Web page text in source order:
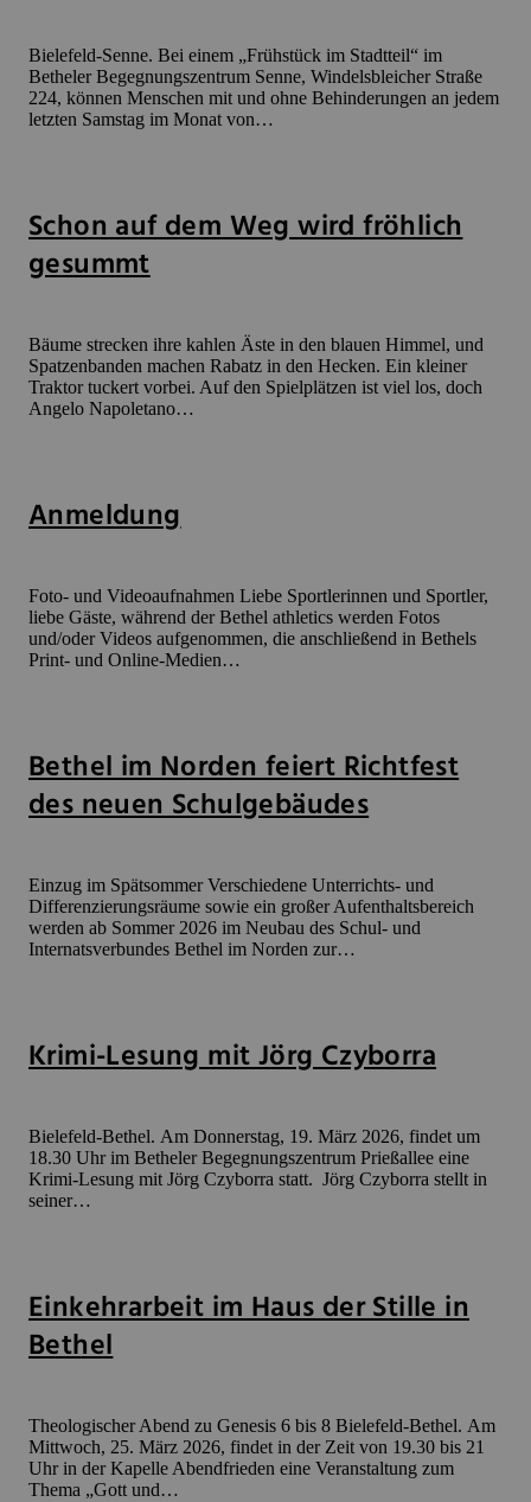
Bielefeld-Senne. Bei einem „Frühstück im Stadtteil“ im
Betheler Begegnungszentrum Senne, Windelsbleicher Straße
224, können Menschen mit und ohne Behinderungen an jedem
letzten Samstag im Monat von…
Schon auf dem Weg wird fröhlich
gesummt
Bäume strecken ihre kahlen Äste in den blauen Himmel, und
Spatzenbanden machen Rabatz in den Hecken. Ein kleiner
Traktor tuckert vorbei. Auf den Spielplätzen ist viel los, doch
Angelo Napoletano…
Anmeldung
Foto- und Videoaufnahmen Liebe Sportlerinnen und Sportler,
liebe Gäste, während der Bethel athletics werden Fotos
und/oder Videos aufgenommen, die anschließend in Bethels
Print- und Online-Medien…
Bethel im Norden feiert Richtfest
des neuen Schulgebäudes
Einzug im Spätsommer Verschiedene Unterrichts- und
Differenzierungsräume sowie ein großer Aufenthaltsbereich
werden ab Sommer 2026 im Neubau des Schul- und
Internatsverbundes Bethel im Norden zur…
Krimi-Lesung mit Jörg Czyborra
Bielefeld-Bethel. Am Donnerstag, 19. März 2026, findet um
18.30 Uhr im Betheler Begegnungszentrum Prießallee eine
Krimi-Lesung mit Jörg Czyborra statt. Jörg Czyborra stellt in
seiner…
Einkehrarbeit im Haus der Stille in
Bethel
Theologischer Abend zu Genesis 6 bis 8 Bielefeld-Bethel. Am
Mittwoch, 25. März 2026, findet in der Zeit von 19.30 bis 21
Uhr in der Kapelle Abendfrieden eine Veranstaltung zum
Thema „Gott und…